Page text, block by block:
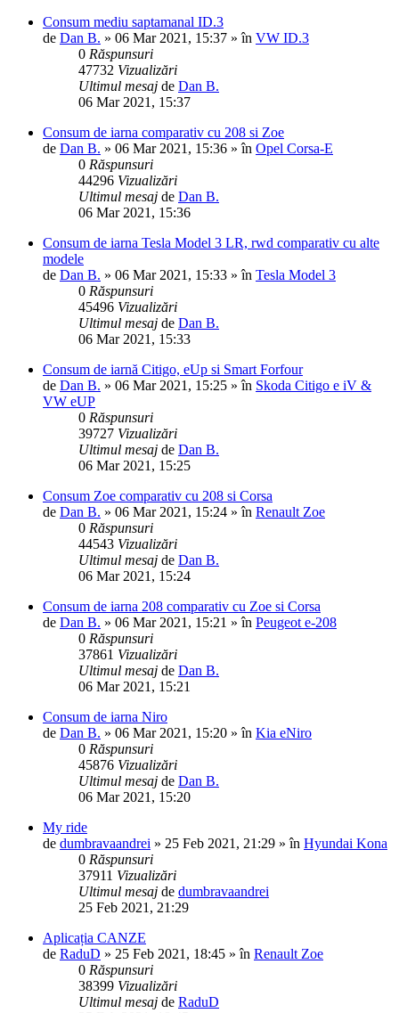
Consum mediu saptamanal ID.3
de Dan B. » 06 Mar 2021, 15:37 » în VW ID.3
0 Răspunsuri
47732 Vizualizări
Ultimul mesaj de Dan B.
06 Mar 2021, 15:37
Consum de iarna comparativ cu 208 si Zoe
de Dan B. » 06 Mar 2021, 15:36 » în Opel Corsa-E
0 Răspunsuri
44296 Vizualizări
Ultimul mesaj de Dan B.
06 Mar 2021, 15:36
Consum de iarna Tesla Model 3 LR, rwd comparativ cu alte
modele
de Dan B. » 06 Mar 2021, 15:33 » în Tesla Model 3
0 Răspunsuri
45496 Vizualizări
Ultimul mesaj de Dan B.
06 Mar 2021, 15:33
Consum de iarnă Citigo, eUp si Smart Forfour
de Dan B. » 06 Mar 2021, 15:25 » în Skoda Citigo e iV &
VW eUP
0 Răspunsuri
39727 Vizualizări
Ultimul mesaj de Dan B.
06 Mar 2021, 15:25
Consum Zoe comparativ cu 208 si Corsa
de Dan B. » 06 Mar 2021, 15:24 » în Renault Zoe
0 Răspunsuri
44543 Vizualizări
Ultimul mesaj de Dan B.
06 Mar 2021, 15:24
Consum de iarna 208 comparativ cu Zoe si Corsa
de Dan B. » 06 Mar 2021, 15:21 » în Peugeot e-208
0 Răspunsuri
37861 Vizualizări
Ultimul mesaj de Dan B.
06 Mar 2021, 15:21
Consum de iarna Niro
de Dan B. » 06 Mar 2021, 15:20 » în Kia eNiro
0 Răspunsuri
45876 Vizualizări
Ultimul mesaj de Dan B.
06 Mar 2021, 15:20
My ride
de dumbravaandrei » 25 Feb 2021, 21:29 » în Hyundai Kona
0 Răspunsuri
37911 Vizualizări
Ultimul mesaj de dumbravaandrei
25 Feb 2021, 21:29
Aplicația CANZE
de RaduD » 25 Feb 2021, 18:45 » în Renault Zoe
0 Răspunsuri
38399 Vizualizări
Ultimul mesaj de RaduD